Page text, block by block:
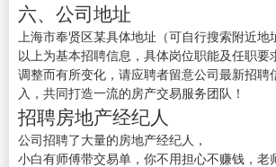
六、公司地址
上海市奉贤区某具体地址（可自行搜索附近地
以上为基本招聘信息，具体岗位职能及任职要
调整而有所变化，请应聘者留意公司最新招聘
入，共同打造一流的房产交易服务团队！
招聘房地产经纪人
公司招聘了大量的房地产经纪人，
小白有师傅带交易单，你不用担心不赚钱，老